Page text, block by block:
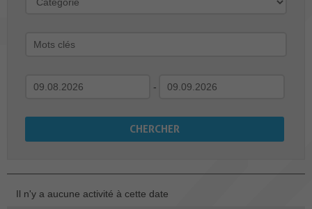
-
Il n'y a aucune activité à cette date